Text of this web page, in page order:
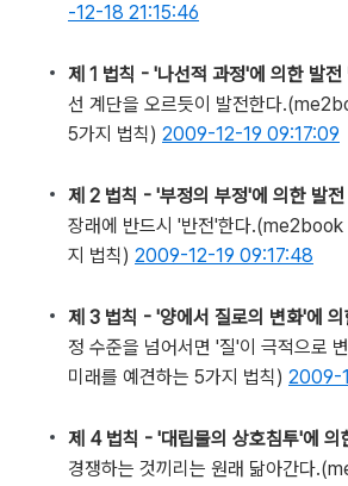
-12-18 21:15:46
제 1 법칙 - '나선적 과정'에 의한 발전
선 계단을 오르듯이 발전한다.
5가지 법칙) 2009-12-19 09:17:09
제 2 법칙 - '부정의 부정'에 의한 발전
장래에 반드시 '반전'한다.(me2book
지 법칙) 2009-12-19 09:17:48
제 3 법칙 - '양에서 질로의 변화'에 의
정 수준을 넘어서면 '질'이 극적으로
미래를 예견하는 5가지 법칙) 2009-
제 4 법칙 - '대립물의 상호침투'에 의
경쟁하는 것끼리는 원래 닮아간다.